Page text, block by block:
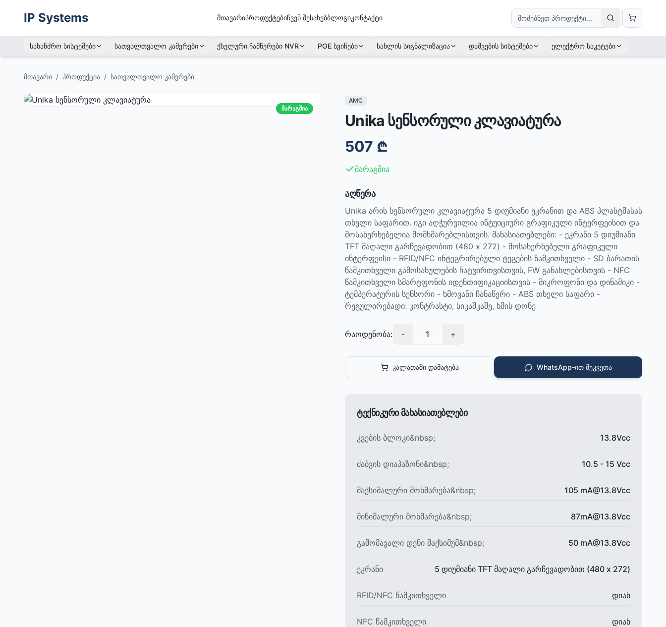
IP Systems მთავარიპროდუქტებიჩვენ შესახებბლოგიკონტაქტი
სახანძრო სისტემები სათვალთვალო კამერები ქსელური ჩამწერები NVR POE სვიჩები სახლის სიგნალიზაცია დაშვების სისტემები ელექტრო საკეტები
მთავარი / პროდუქცია / სათვალთვალო კამერები
მარაგშია
AMC
Unika სენსორული კლავიატურა
507 ₾
მარაგშია
აღწერა
Unika არის სენსორული კლავიატურა 5 დიუმიანი ეკრანით და ABS პლასტმასას
თხელი საფარით. იგი აღჭურვილია ინტუიციური გრაფიკული ინტერფეისით და
მოსახერხებელია მომხმარებლისთვის. მახასიათებლები: - ეკრანი 5 დიუმიანი
TFT მაღალი გარჩევადობით (480 x 272) - მოსახერხებელი გრაფიკული
ინტერფეისი - RFID/NFC ინტეგრირებული ტეგების წამკითხველი - SD ბარათის
წამკითხველი გამოსახულების ჩატვირთვისთვის, FW განახლებისთვის - NFC
წამკითხველი სმარტფონის იდენთიფიკაციისთვის - მიკროფონი და დინამიკი -
ტემპერატურის სენსორი - ხმოვანი ჩანაწერი - ABS თხელი საფარი -
რეგულირებადი: კონტრასტი, სიკაშკაშე, ხმის დონე
რაოდენობა: - 1 +
კალათაში დამატება WhatsApp-ით შეკვეთა
ტექნიკური მახასიათებლები
კვების ბლოკი&nbsp; 13.8Vcc
ძაბვის დიაპაზონი&nbsp; 10.5 - 15 Vcc
მაქსიმალური მოხმარება&nbsp; 105 mA@13.8Vcc
მინიმალური მოხმარება&nbsp; 87mA@13.8Vcc
გამომავალი დენი მაქსიმუმ&nbsp; 50 mA@13.8Vcc
ეკრანი 5 დიუმიანი TFT მაღალი გარჩევადობით (480 x 272)
RFID/NFC წამკითხველი დიახ
NFC წამკითხველი დიახ